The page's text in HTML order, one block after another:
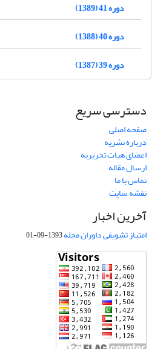
دوره 41 (1389)
دوره 40 (1388)
دوره 39 (1387)
دسترسی سریع
صفحه اصلی
درباره نشریه
اعضای هیات تحریریه
ارسال مقاله
تماس با ما
نقشه سایت
آخرین اخبار
امتیاز تشویقی داوران مجله1393-09-01